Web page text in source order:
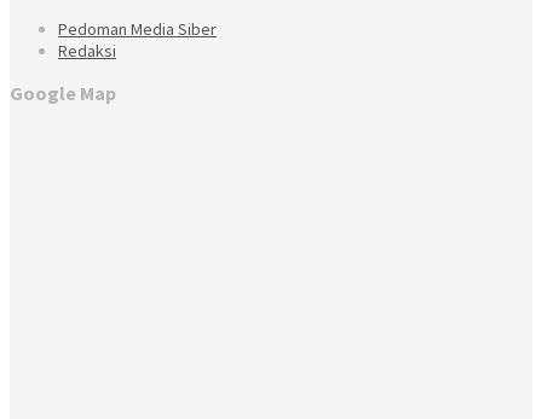
Pedoman Media Siber
Redaksi
Google Map